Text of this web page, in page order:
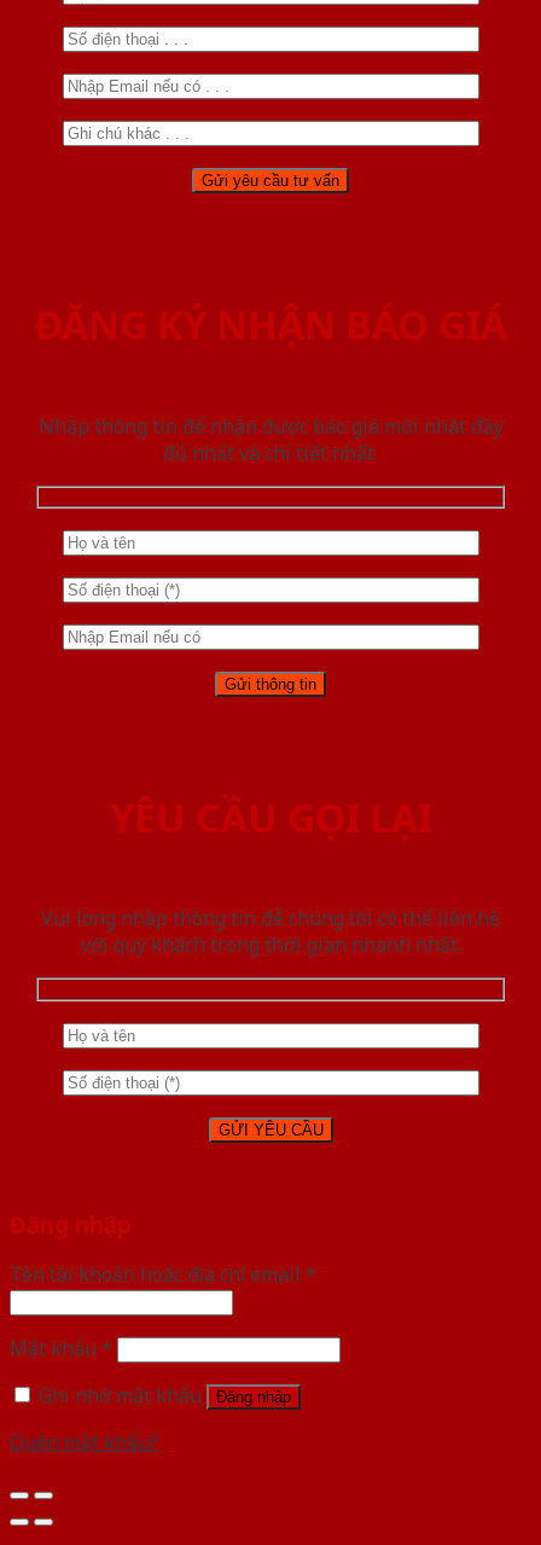
ĐĂNG KÝ NHẬN BÁO GIÁ
Nhập thông tin để nhận được báo giá mới nhât đầy
đủ nhất và chi tiết nhất.
YÊU CẦU GỌI LẠI
Vui lòng nhập thông tin để chúng tôi có thể liên hệ
với quý khách trong thời gian nhanh nhất.
Đăng nhập
Tên tài khoản hoặc địa chỉ email *
Mật khẩu *
Ghi nhớ mật khẩu
Đăng nhập
Quên mật khẩu?